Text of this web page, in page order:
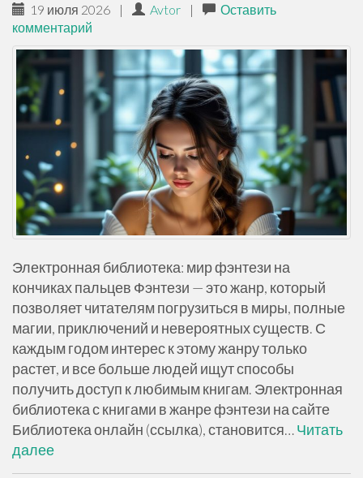
19 июля 2026 | Avtor |
Оставить
комментарий
Электронная библиотека: мир фэнтези на
кончиках пальцев Фэнтези — это жанр, который
позволяет читателям погрузиться в миры, полные
магии, приключений и невероятных существ. С
каждым годом интерес к этому жанру только
растет, и все больше людей ищут способы
получить доступ к любимым книгам. Электронная
библиотека с книгами в жанре фэнтези на сайте
Библиотека онлайн (ссылка), становится…Читать
далее